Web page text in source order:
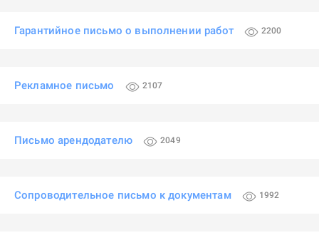
Гарантийное письмо о выполнении работ 2200
Рекламное письмо 2107
Письмо арендодателю 2049
Сопроводительное письмо к документам 1992